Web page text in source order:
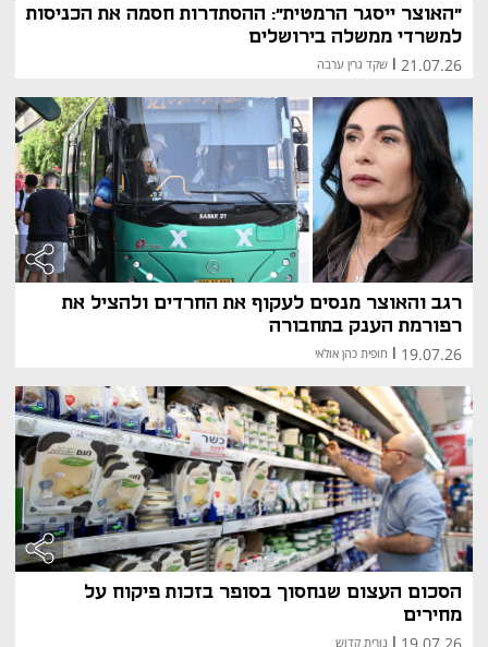
"האוצר ייסגר הרמטית": ההסתדרות חסמה את הכניסות
למשרדי ממשלה בירושלים
21.07.26 שקד גרין ערבה
רגב והאוצר מנסים לעקוף את החרדים ולהציל את
רפורמת הענק בתחבורה
19.07.26 חופית כהן אולאי
הסכום העצום שנחסוך בסופר בזכות פיקוח על
מחירים
נורית קדוש